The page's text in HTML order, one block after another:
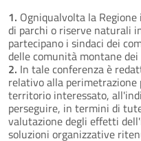
1. Ogniqualvolta la
di parchi o riserve naturali
partecipano i sindaci dei
delle comunità montane
2. In tale conferenza è
relativo alla
territorio interessato,
perseguire, in termini di
valutazione degli effetti
soluzioni organizzative